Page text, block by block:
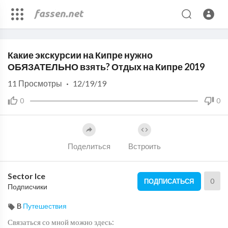
Download File: https://www.youtube.com/watch?v=UilLLekcaCo
Какие экскурсии на Кипре нужно
ОБЯЗАТЕЛЬНО взять? Отдых на Кипре 2019
0 0
11 Просмотры · 12/19/19
Поделиться Встроить
Sector Ice
Подписчики
ПОДПИСАТЬСЯ 0
В Путешествия
Связаться со мной можно здесь: